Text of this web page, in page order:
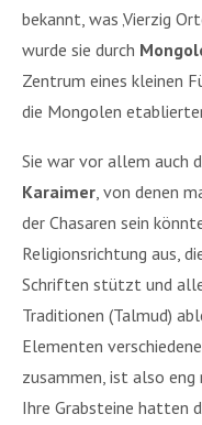
bekannt, was ‚Vierzig
wurde sie durch
Zentrum eines kleinen
die Mongolen
Sie war vor allem auch
Karaimer , von denen
der Chasaren sein
Religionsrichtung aus,
Schriften stützt und
Traditionen (Talmud)
Elementen
zusammen, ist also
Ihre Grabsteine hatten